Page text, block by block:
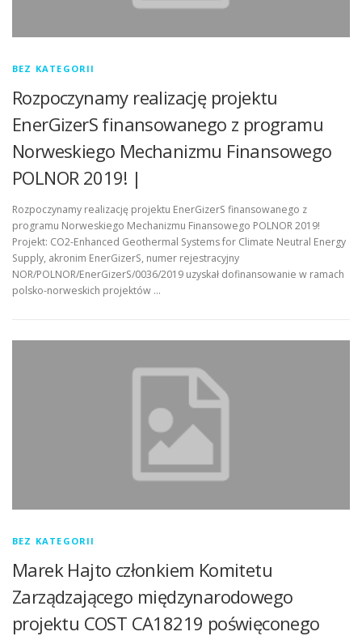
PL
BEZ KATEGORII
Rozpoczynamy realizację projektu
EnerGizerS finansowanego z programu
Norweskiego Mechanizmu Finansowego
POLNOR 2019! |
Rozpoczynamy realizację projektu EnerGizerS finansowanego z
programu Norweskiego Mechanizmu Finansowego POLNOR 2019!
Projekt: CO2-Enhanced Geothermal Systems for Climate Neutral Energy
Supply, akronim EnerGizerS, numer rejestracyjny
NOR/POLNOR/EnerGizerS/0036/2019 uzyskał dofinansowanie w ramach
polsko-norweskich projektów …
BEZ KATEGORII
Marek Hajto członkiem Komitetu
Zarządzającego międzynarodowego
projektu COST CA18219 poświęconego